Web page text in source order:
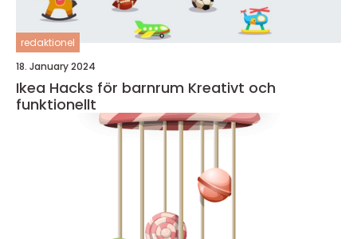
redaktionel
18. January 2024
Ikea Hacks för barnrum Kreativt och
funktionellt